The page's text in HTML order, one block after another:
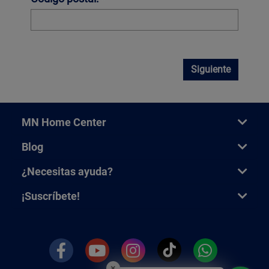
Siguiente
MN Home Center
Blog
¿Necesitas ayuda?
¡Suscríbete!